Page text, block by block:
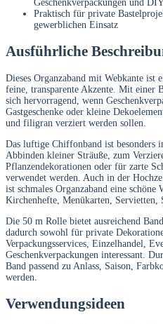
Geschenkverpackungen und DIY
Praktisch für private
gewerblichen Einsatz
Ausführliche
Dieses Organzaband mit Webkante ist
feine, transparente Akzente. Mit einer
sich hervorragend, wenn
Gastgeschenke oder kleine
und filigran verziert werden sollen.
Das luftige Chiffonband ist besonders
Abbinden kleiner Sträuße, zum
Pflanzendekorationen oder für zarte
verwendet werden. Auch in der
ist schmales Organzaband eine schöne
Kirchenhefte, Menükarten, Servietten,
Die 50 m Rolle bietet ausreichend
dadurch sowohl für private
Verpackungsservices, Einzelhandel,
Geschenkverpackungen interessant.
Band passend zu Anlass, Saison,
werden.
Verwendungsideen